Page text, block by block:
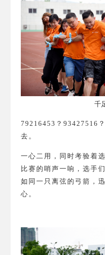
千
79216453 ？ 93427516 ？
去。
一心二用，同时考验着
比赛的哨声一响，选手
如同一只离弦的弓箭，
心。